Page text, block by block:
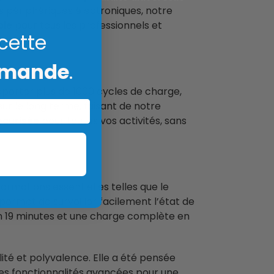
périphériques électroniques, notre
pour tous les professionnels et
plus de 1000 cycles de charge,
le long terme, faisant de notre
pour toutes vos activités, sans
essentielles telles que le
permet de surveiller facilement l’état de
minutes et une charge complète en
et polyvalence. Elle a été pensée
.